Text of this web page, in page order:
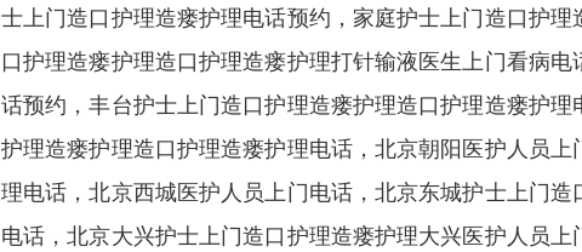
士上门造口护理造瘘护理电话预约，家庭护士上门造口护
口护理造瘘护理造口护理造瘘护理打针输液医生上门看病
话预约，丰台护士上门造口护理造瘘护理造口护理造瘘护
护理造瘘护理造口护理造瘘护理电话，北京朝阳医护人员
理电话，北京西城医护人员上门电话，北京东城护士上门
电话，北京大兴护士上门造口护理造瘘护理大兴医护人员